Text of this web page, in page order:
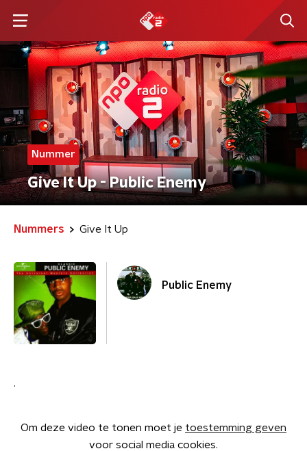
Nummer
Give It Up - Public Enemy
Nummers Give It Up
Public Enemy
.
Om deze video te tonen moet je toestemming geven
voor social media cookies.